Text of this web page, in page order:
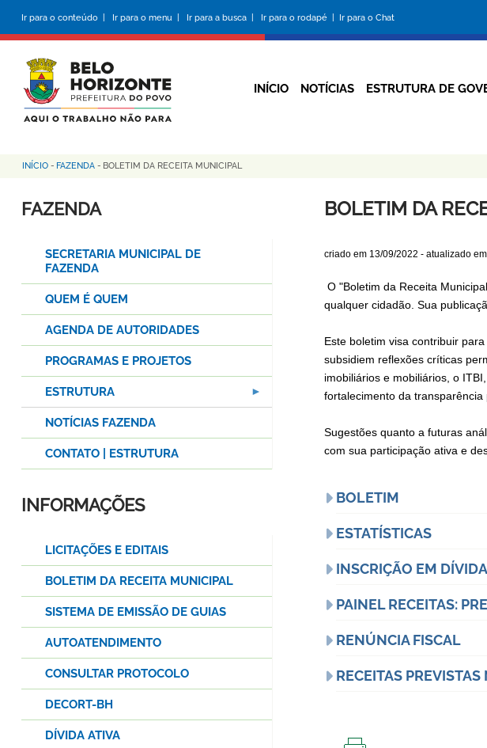
conteúdo
principal
Ir para o conteúdo | Ir para o menu | Ir para a busca | Ir para o rodapé | Ir para o Chat
da
INÍCIO NOTÍCIAS ESTRUTURA DE
Trilha
de
INÍCIO - FAZENDA - BOLETIM DA RECEITA MUNICIPAL
BOLETIM DA
criado em 13/09/2022 - atualizado em
O "Boletim da Receita
qualquer cidadão. Sua
Este boletim visa contribuir
subsidiem reflexões críticas
imobiliários e mobiliários, o
fortalecimento da
Sugestões quanto a futuras
com sua participação ativa e
BOLETIM
ESTATÍSTICAS
INSCRIÇÃO EM
PAINEL RECEITAS:
RENÚNCIA FISCAL
RECEITAS
FAZENDA
SECRETARIA MUNICIPAL DE
FAZENDA
QUEM É QUEM
AGENDA DE AUTORIDADES
PROGRAMAS E PROJETOS
ESTRUTURA
NOTÍCIAS FAZENDA
CONTATO | ESTRUTURA
INFORMAÇÕES
LICITAÇÕES E EDITAIS
BOLETIM DA RECEITA MUNICIPAL
SISTEMA DE EMISSÃO DE GUIAS
AUTOATENDIMENTO
CONSULTAR PROTOCOLO
DECORT-BH
DÍVIDA ATIVA